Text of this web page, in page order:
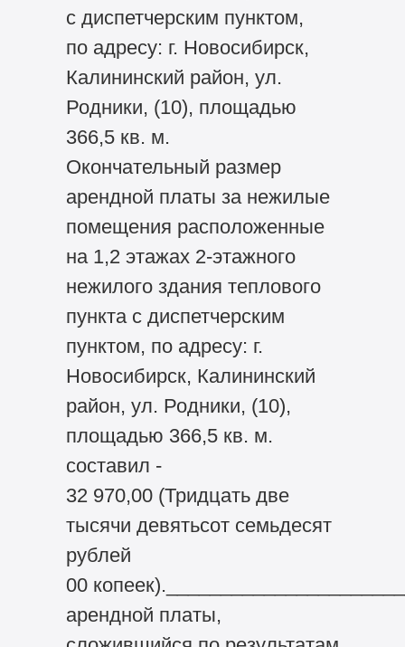
с диспетчерским пунктом,
по адресу: г. Новосибирск,
Калининский район, ул.
Родники, (10), площадью
366,5 кв. м.
Окончательный размер
арендной платы за нежилые
помещения расположенные
на 1,2 этажах 2-этажного
нежилого здания теплового
пункта с диспетчерским
пунктом, по адресу: г.
Новосибирск, Калининский
район, ул. Родники, (10),
площадью 366,5 кв. м.
составил -
32 970,00 (Тридцать две
тысячи девятьсот семьдесят
рублей
00
арендной платы,